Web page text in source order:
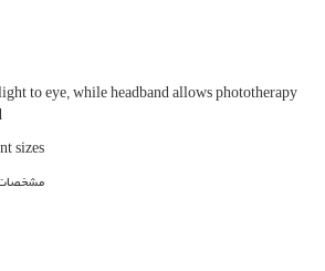
to eye, while headband allows phototherapy
sizes